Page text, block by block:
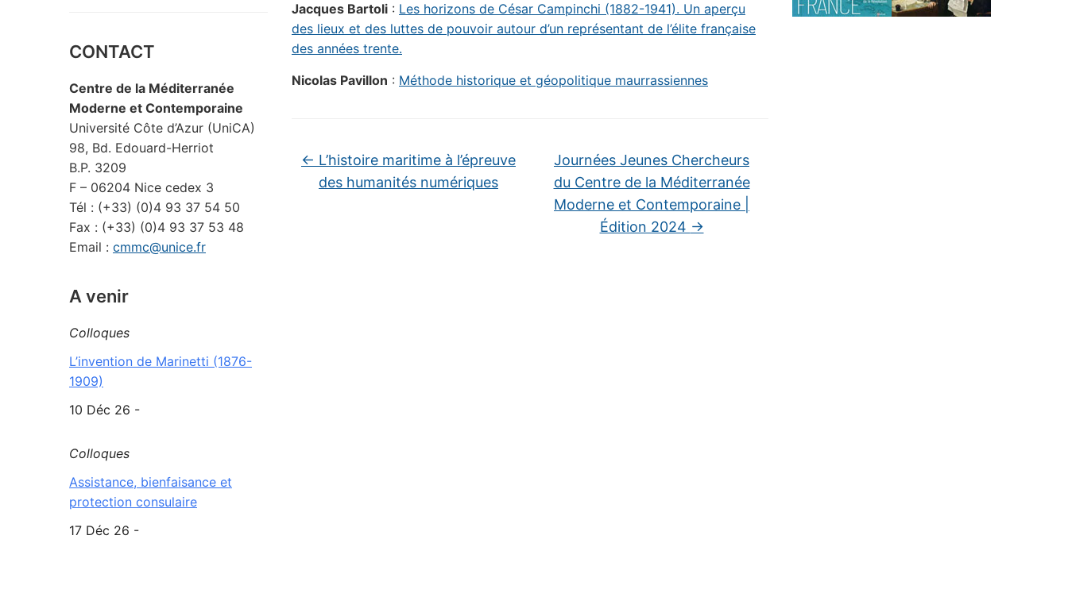
CONTACT
Centre de la Méditerranée
Moderne et Contemporaine
Université Côte d’Azur (UniCA)
98, Bd. Edouard-Herriot
B.P. 3209
F – 06204 Nice cedex 3
Tél : (+33) (0)4 93 37 54 50
Fax : (+33) (0)4 93 37 53 48
Email : cmmc@unice.fr
A venir
Colloques
L’invention de Marinetti (1876-
1909)
10 Déc 26 -
Colloques
Assistance, bienfaisance et
protection consulaire
17 Déc 26 -
Jacques Bartoli : Les horizons de César Campinchi (1882-1941). Un aperçu
des lieux et des luttes de pouvoir autour d’un représentant de l’élite française
des années trente.
Nicolas Pavillon : Méthode historique et géopolitique maurrassiennes
← L’histoire maritime à l’épreuve
des humanités numériques
Journées Jeunes Chercheurs
du Centre de la Méditerranée
Moderne et Contemporaine |
Édition 2024 →